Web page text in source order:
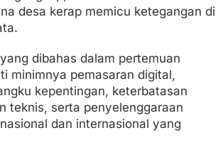
desa kerap memicu ketegangan di
dibahas dalam pertemuan
minimnya pemasaran digital,
kepentingan, keterbatasan
teknis, serta penyelenggaraan
dan internasional yang